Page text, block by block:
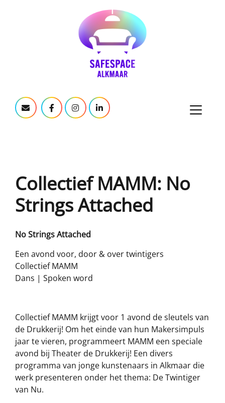
Collectief MAMM: No
Strings Attached
No Strings Attached
Een avond voor, door & over twintigers
Collectief MAMM
Dans | Spoken word
Collectief MAMM krijgt voor 1 avond de sleutels van
de Drukkerij! Om het einde van hun Makersimpuls
jaar te vieren, programmeert MAMM een speciale
avond bij Theater de Drukkerij! Een divers
programma van jonge kunstenaars in Alkmaar die
werk presenteren onder het thema: De Twintiger
van Nu.